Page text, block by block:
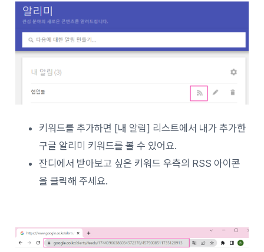
키워드를 추가하면 [내 알림] 리스트에서 내가 추가한
구글 알리미 키워드를 볼 수 있어요.
잔디에서 받아보고 싶은 키워드 우측의 RSS 아이콘
을 클릭해 주세요.